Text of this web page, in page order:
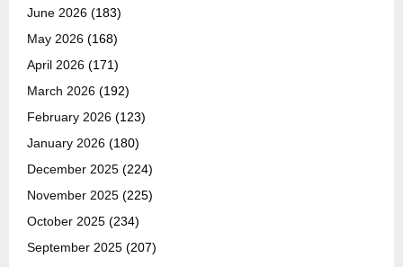
June 2026 (183)
May 2026 (168)
April 2026 (171)
March 2026 (192)
February 2026 (123)
January 2026 (180)
December 2025 (224)
November 2025 (225)
October 2025 (234)
September 2025 (207)